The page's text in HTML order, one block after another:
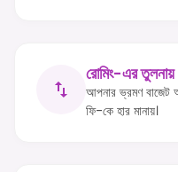
রোমিং-এর
আপনার ভ্রমণ বাজেট
ফি-কে হার মানায়।